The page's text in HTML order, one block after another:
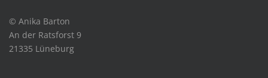
© Anika Barton
An der Ratsforst 9
21335 Lüneburg